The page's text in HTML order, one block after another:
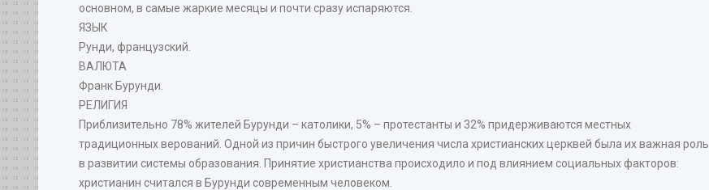
основном, в самые жаркие месяцы и почти сразу испаряются.
ЯЗЫК
Рунди, французский.
ВАЛЮТА
Франк Бурунди.
РЕЛИГИЯ
Приблизительно 78% жителей Бурунди – католики, 5% – протестанты и 32% придерживаются местных
традиционных верований. Одной из причин быстрого увеличения числа христианских церквей была их важная роль
в развитии системы образования. Принятие христианства происходило и под влиянием социальных факторов:
христианин считался в Бурунди современным человеком.